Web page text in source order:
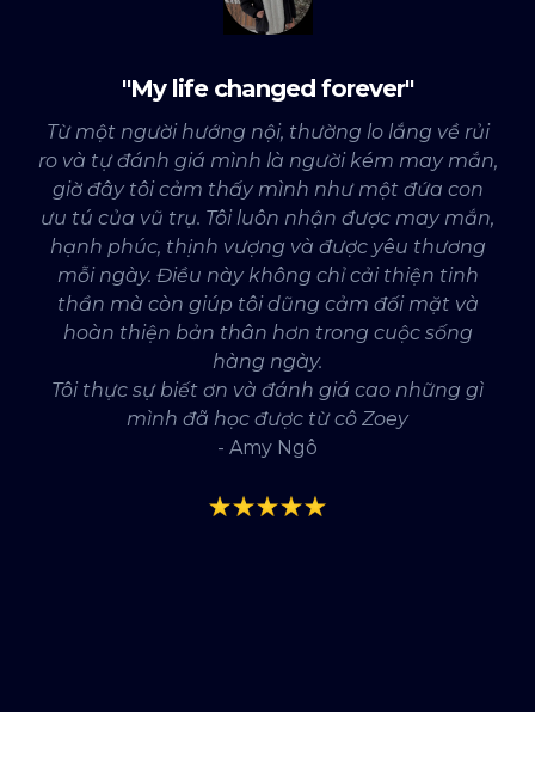
"My life changed forever"
Từ một người hướng nội, thường lo lắng về rủi
ro và tự đánh giá mình là người kém may mắn,
giờ đây tôi cảm thấy mình như một đứa con
ưu tú của vũ trụ. Tôi luôn nhận được may mắn,
hạnh phúc, thịnh vượng và được yêu thương
mỗi ngày. Điều này không chỉ cải thiện tinh
thần mà còn giúp tôi dũng cảm đối mặt và
hoàn thiện bản thân hơn trong cuộc sống
hàng ngày.
Tôi thực sự biết ơn và đánh giá cao những gì
mình đã học được từ cô Zoey
- Amy Ngô